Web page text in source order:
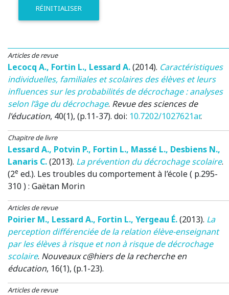
RÉINITIALISER
Articles de revue
Lecocq A., Fortin L., Lessard A.(2014). Caractéristiques
individuelles, familiales et scolaires des élèves et leurs
influences sur les probabilités de décrochage : analyses
selon l’âge du décrochage. Revue des sciences de
l'éducation, 40(1), (p.11-37). doi: 10.7202/1027621ar.
Chapitre de livre
Lessard A., Potvin P., Fortin L., Massé L., Desbiens N.,
Lanaris C.(2013). La prévention du décrochage scolaire.
(2e ed.). Les troubles du comportement à l’école ( p.295-
310 ): Gaëtan Morin
Articles de revue
Poirier M., Lessard A., Fortin L., Yergeau É.(2013). La
perception différenciée de la relation élève-enseignant
par les élèves à risque et non à risque de décrochage
scolaire. Nouveaux c@hiers de la recherche en
éducation, 16(1), (p.1-23).
Articles de revue